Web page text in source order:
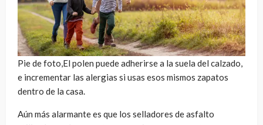
Pie de foto,El polen puede adherirse a la suela del calzado,
e incrementar las alergias si usas esos mismos zapatos
dentro de la casa.
Aún más alarmante es que los selladores de asfalto